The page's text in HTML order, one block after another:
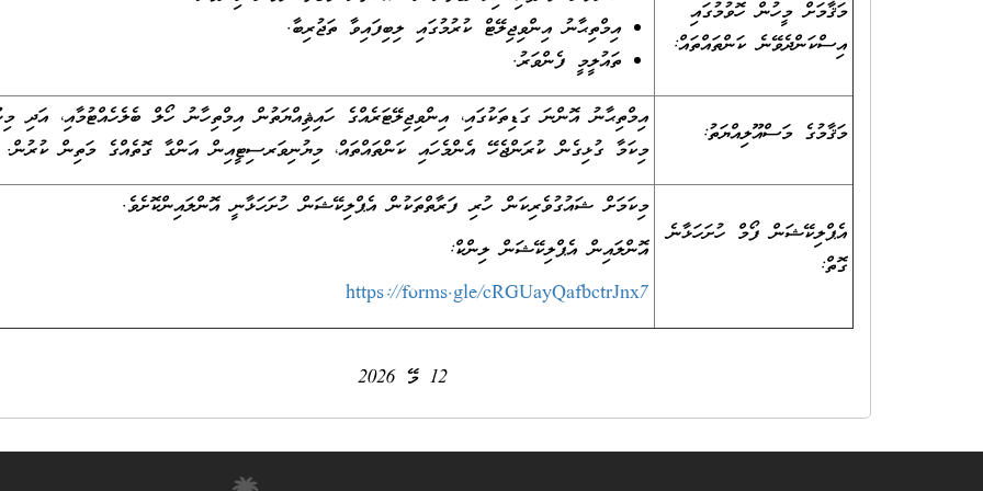
މަޤާމަށް މީހުން ހޮވުމުގައި
އިސްކަންދެވޭނެ ކަންތައްތައް:
އިމްތިޙާނު އިންވިޖިލޭޓް ކުރުމުގައި ލިބިފައިވާ ތަޖުރިބާ.
ތައުލީމީ ފެންވަރު.
މަޤާމުގެ މަސްއޫލިއްޔަތު:
އިމްތިޙާނު އޮންނަ ގަޑިތަކުގައި، އިންވިޖިލޭޓަރެއްގެ ހައިޘިއްޔަތުން އިމްތިހާނު ހޯލް ބެލެހެއްޓުމާއި، އަދި
މިކަމާ ގުޅިގެން ކުރަންޖެހޭ އެންމެހައި ކަންތައްތައް، މިޔުނިވަރސިޓީއިން އަންގާ ގޮތެއްގެ މަތިން ކުރުން.
އެޕްލިކޭޝަން ފޯމް ހުށަހަޅާނެ
ގޮތް:
މިކަމަށް ޝައުގުވެރިކަން ހުރި ފަރާތްތަކުން އެޕްލިކޭޝަން ހުށަހަޅާނީ އޮންލައިންކޮށެވެ.
އޮންލައިން އެޕްލިކޭޝަން ލިންކް:
https://forms.gle/cRGUayQafbctrJnx7
12 މޭ 2026